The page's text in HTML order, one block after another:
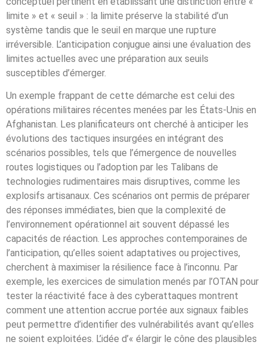
limite » et « seuil » : la limite préserve la stabilité d’un
système tandis que le seuil en marque une rupture
irréversible. L’anticipation conjugue ainsi une évaluation des
limites actuelles avec une préparation aux seuils
susceptibles d’émerger.
Un exemple frappant de cette démarche est celui des
opérations militaires récentes menées par les États-Unis en
Afghanistan. Les planificateurs ont cherché à anticiper les
évolutions des tactiques insurgées en intégrant des
scénarios possibles, tels que l’émergence de nouvelles
routes logistiques ou l’adoption par les Talibans de
technologies rudimentaires mais disruptives, comme les
explosifs artisanaux. Ces scénarios ont permis de préparer
des réponses immédiates, bien que la complexité de
l’environnement opérationnel ait souvent dépassé les
capacités de réaction. Les approches contemporaines de
l’anticipation, qu’elles soient adaptatives ou projectives,
cherchent à maximiser la résilience face à l’inconnu. Par
exemple, les exercices de simulation menés par l’OTAN pour
tester la réactivité face à des cyberattaques montrent
comment une attention accrue portée aux signaux faibles
peut permettre d’identifier des vulnérabilités avant qu’elles
ne soient exploitées. L’idée d’« élargir le cône des plausibles